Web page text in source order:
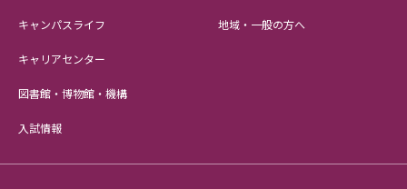
キャンパスライフ
キャリアセンター
図書館・博物館・機構
入試情報
地域・一般の方へ